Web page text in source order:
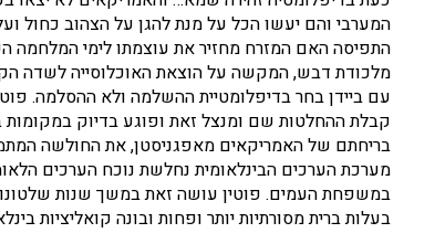
המערבי והם יעשו הכל על מנת להגן על הצהוב כחול
התפיסה האם המזרח מחזיר את עוצמתו לימי המלחמה
מלכודת דבש, המקשה על הוצאת האוכלוסייה לשדה
עם ביידן בחר בדיפלומטיית ההשלמה ולא ההסלמה.
קבלת ההחלטות שם ומנצל זאת ופוגע בדיוק במקומות
בריחתם של האמריקאים מאפגניסטן, את החולשה
מערכת הערכים הבינלאומית נחלשת נוכח הערכים
במשפחת העמים. פוטין עושה זאת במשך שנות שלטונו
בעלות ברית מסורתיות יותר ופחות ובונה קואליציות